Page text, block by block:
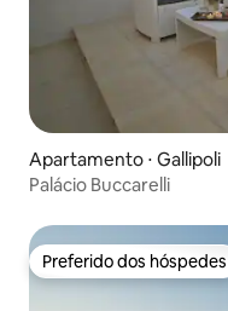
Apartamento ⋅ Gallipoli
Palácio Buccarelli
Preferido dos hóspedes
Preferido dos hóspedes